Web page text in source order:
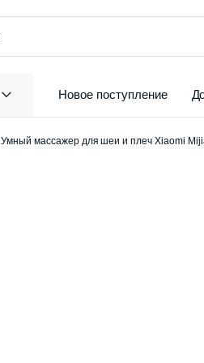
Новое поступление
Умный массажер для шеи и плеч Xiaomi